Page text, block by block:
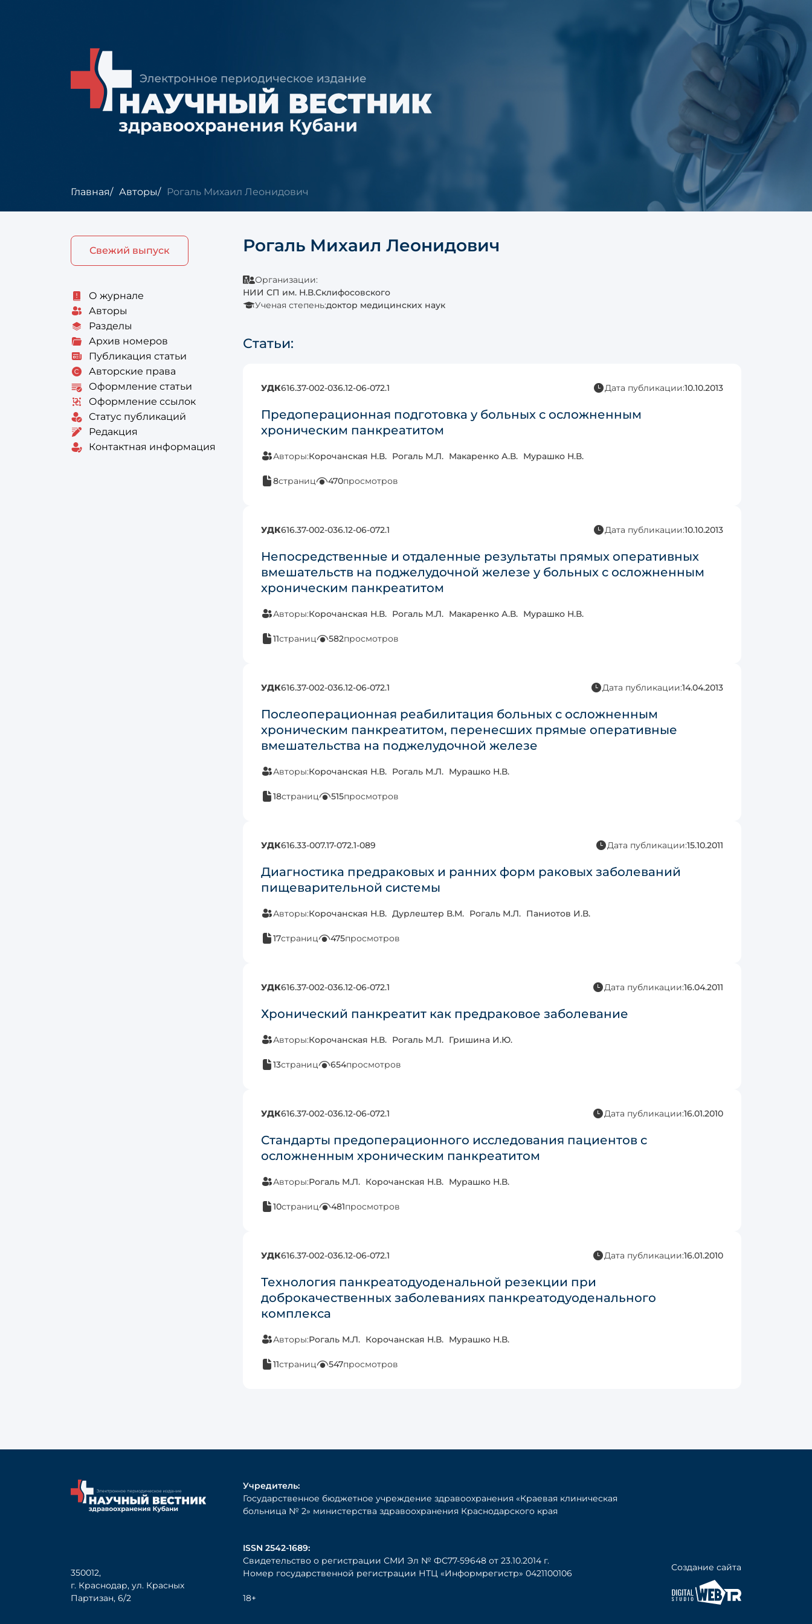
Главная Авторы Рогаль Михаил Леонидович
Свежий выпуск
О журнале
Авторы
Разделы
Архив номеров
Публикация статьи
Авторские права
Оформление статьи
Оформление ссылок
Статус публикаций
Редакция
Контактная информация
Рогаль Михаил Леонидович
Организации:
НИИ СП им. Н.В.Склифосовского
Ученая степень:доктор медицинских наук
Статьи:
УДК616.37-002-036.12-06-072.1 Дата публикации:10.10.2013
Предоперационная подготовка у больных с осложненным
хроническим панкреатитом
Авторы:Корочанская Н.В. Рогаль М.Л. Макаренко А.В. Мурашко Н.В.
8страниц 470просмотров
УДК616.37-002-036.12-06-072.1 Дата публикации:10.10.2013
Непосредственные и отдаленные результаты прямых оперативных
вмешательств на поджелудочной железе у больных с осложненным
хроническим панкреатитом
Авторы:Корочанская Н.В. Рогаль М.Л. Макаренко А.В. Мурашко Н.В.
11страниц 582просмотров
УДК616.37-002-036.12-06-072.1 Дата публикации:14.04.2013
Послеоперационная реабилитация больных с осложненным
хроническим панкреатитом, перенесших прямые оперативные
вмешательства на поджелудочной железе
Авторы:Корочанская Н.В. Рогаль М.Л. Мурашко Н.В.
18страниц 515просмотров
УДК616.33-007.17-072.1-089 Дата публикации:15.10.2011
Диагностика предраковых и ранних форм раковых заболеваний
пищеварительной системы
Авторы:Корочанская Н.В. Дурлештер В.М. Рогаль М.Л. Паниотов И.В.
17страниц 475просмотров
УДК616.37-002-036.12-06-072.1 Дата публикации:16.04.2011
Хронический панкреатит как предраковое заболевание
Авторы:Корочанская Н.В. Рогаль М.Л. Гришина И.Ю.
13страниц 654просмотров
УДК616.37-002-036.12-06-072.1 Дата публикации:16.01.2010
Стандарты предоперационного исследования пациентов с
осложненным хроническим панкреатитом
Авторы:Рогаль М.Л. Корочанская Н.В. Мурашко Н.В.
10страниц 481просмотров
УДК616.37-002-036.12-06-072.1 Дата публикации:16.01.2010
Технология панкреатодуоденальной резекции при
доброкачественных заболеваниях панкреатодуоденального
комплекса
Авторы:Рогаль М.Л. Корочанская Н.В. Мурашко Н.В.
11страниц 547просмотров
350012,
г. Краснодар, ул. Красных
Партизан, 6/2
Учредитель:
Государственное бюджетное учреждение здравоохранения «Краевая клиническая
больница № 2» министерства здравоохранения Краснодарского края
ISSN 2542-1689:
Свидетельство о регистрации СМИ Эл № ФС77-59648 от 23.10.2014 г.
Номер государственной регистрации НТЦ «Информрегистр» 0421100106
18+
Создание сайта